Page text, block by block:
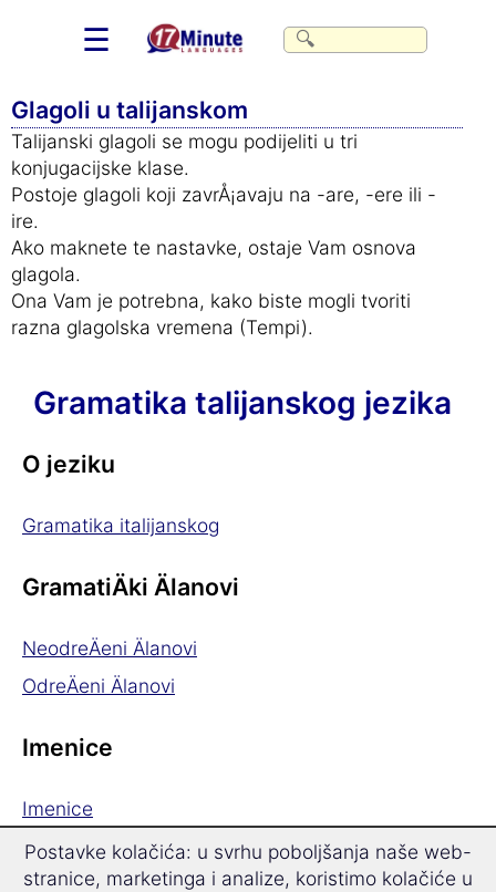
☰
Glagoli u talijanskom
Talijanski glagoli se mogu podijeliti u tri
konjugacijske klase.
Postoje glagoli koji zavrÅ¡avaju na -are, -ere ili -
ire.
Ako maknete te nastavke, ostaje Vam osnova
glagola.
Ona Vam je potrebna, kako biste mogli tvoriti
razna glagolska vremena (Tempi).
Gramatika talijanskog jezika
O jeziku
Gramatika italijanskog
GramatiÄki Älanovi
NeodreÄeni Älanovi
OdreÄeni Älanovi
Imenice
Imenice
MnoÅ¾ina
Postavke kolačića: u svrhu poboljšanja naše web-
stranice, marketinga i analize, koristimo kolačiće u